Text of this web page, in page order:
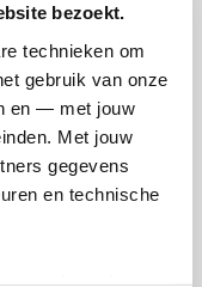
bezoekt.
technieken om
gebruik van onze
en — met jouw
Met jouw
gegevens
en technische